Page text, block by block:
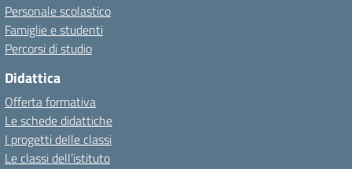
Personale scolastico
Famiglie e studenti
Percorsi di studio
Didattica
Offerta formativa
Le schede didattiche
I progetti delle classi
Le classi dell’istituto